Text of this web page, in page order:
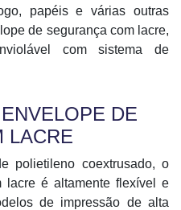
papéis e várias outras
de segurança com lacre,
com sistema de
DE
LACRE
polietileno coextrusado, o
lacre é altamente flexível e
de impressão de alta